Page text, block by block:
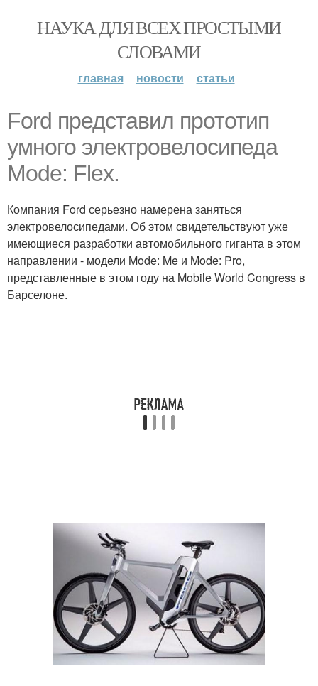
НАУКА ДЛЯ ВСЕХ ПРОСТЫМИ
СЛОВАМИ
главная новости статьи
Ford представил прототип
умного электровелосипеда
Mode: Flex.
Компания Ford серьезно намерена заняться
электровелосипедами. Об этом свидетельствуют уже
имеющиеся разработки автомобильного гиганта в этом
направлении - модели Mode: Me и Mode: Pro,
представленные в этом году на Mobile World Congress в
Барселоне.